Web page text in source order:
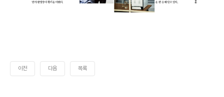
이전 다음 목록